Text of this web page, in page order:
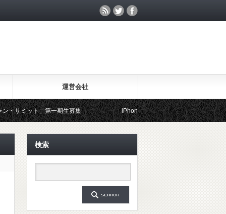
運営会社
」第一期生募集 iPhoneで使える便利技【快適術】
検索